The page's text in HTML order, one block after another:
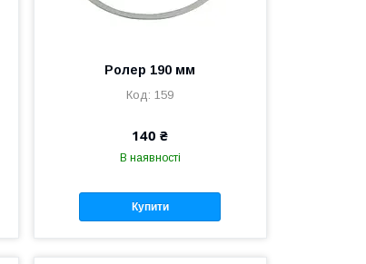
Ролер 190 мм
159
140 ₴
В наявності
Купити